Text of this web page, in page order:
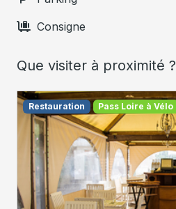
Consigne
Que visiter à proximité ?
Restauration Pass Loire à Vélo